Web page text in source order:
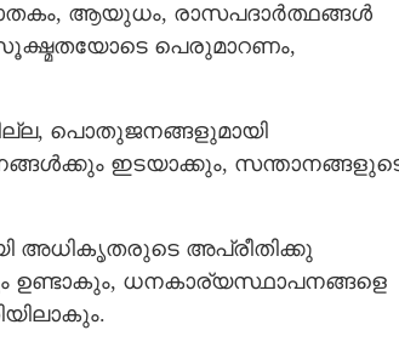
ആയുധം, രാസപദാര്‍ത്ഥങ്ങള്‍
പെരുമാറണം,
പൊതുജനങ്ങളുമായി
ഇടയാക്കും,
അധികൃതരുടെ അപ്രീതിക്കു
ധനകാര്യസ്ഥാപനങ്ങളെ